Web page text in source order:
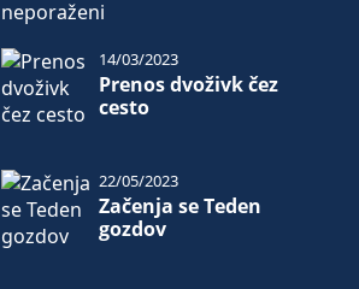
Prenos dvoživk čez
cesto
14/03/2023
Začenja se Teden
gozdov
22/05/2023